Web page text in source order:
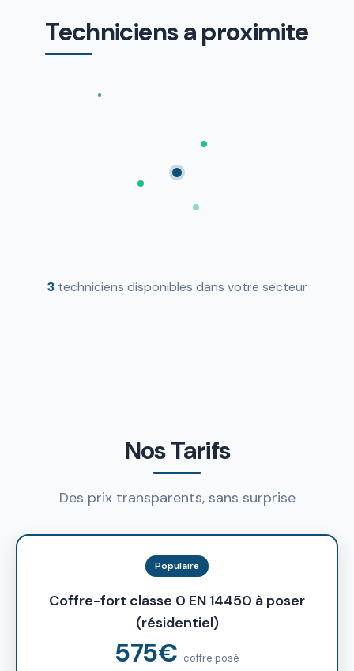
Techniciens a proximite
3techniciens disponibles dans votre secteur
Nos Tarifs
Des prix transparents, sans surprise
Populaire
Coffre-fort classe 0 EN 14450 à poser
(résidentiel)
575€ coffre posé